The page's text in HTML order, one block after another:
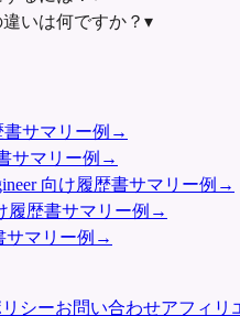
いは何ですか？ ▾
書サマリー例 →
サマリー例 →
向け履歴書サマリー例 →
履歴書サマリー例 →
サマリー例 →
シーお問い合わせアフィリ